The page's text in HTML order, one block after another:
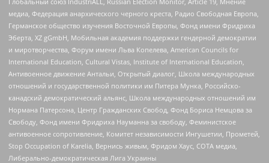
медиа, Федерация анархического черного креста, Радио Свободная Европа,
Германское общество изучения Восточной Европы, Фонд имени Фридриха
Эберта, XZ gGmbH, Мобильная академия поддержки гендерной демократии
и миротворчества, Форум имени Льва Копелева, American Councils for
International Education, Cultural Vistas, Institute of International Education,
Антивоенное движение Антальи, Открытый диалог, Школа международных
отношений и государственной политики им Питера Мунка, Российско-
канадский демократический альянс, Школа международных отношений им
Нормана Патерсона, Центр Гражданских Свобод, Фонд Бориса Немцова за
Свободу, Фонд имени Фридриха Науманна за свободу, Феминистское
антивоенное сопротивление, Комитет независимости Ингушетии, Прометей,
Stop Occupation of Karelia, Вернись живым, Фридом Хаус, СОТА медиа,
Либерально-демократическая Лига Украины